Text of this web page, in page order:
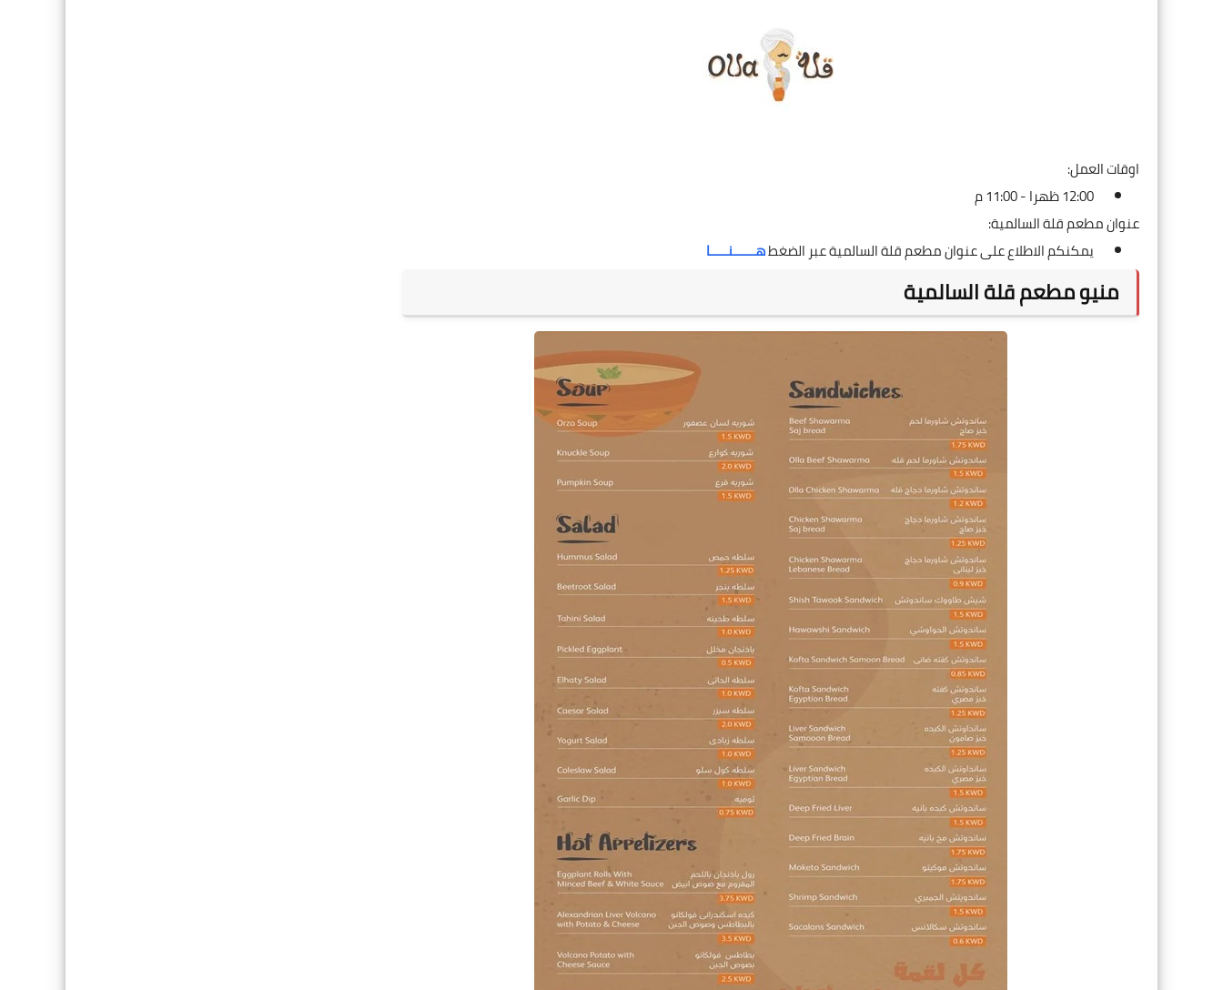
اوقات العمل:
12:00 ظهرا - 11:00 م
عنوان مطعم قلة السالمية:
يمكنكم الاطلاع على عنوان مطعم قلة السالمية عبر الضغطهــــــنـــــا
منيو مطعم قلة السالمية